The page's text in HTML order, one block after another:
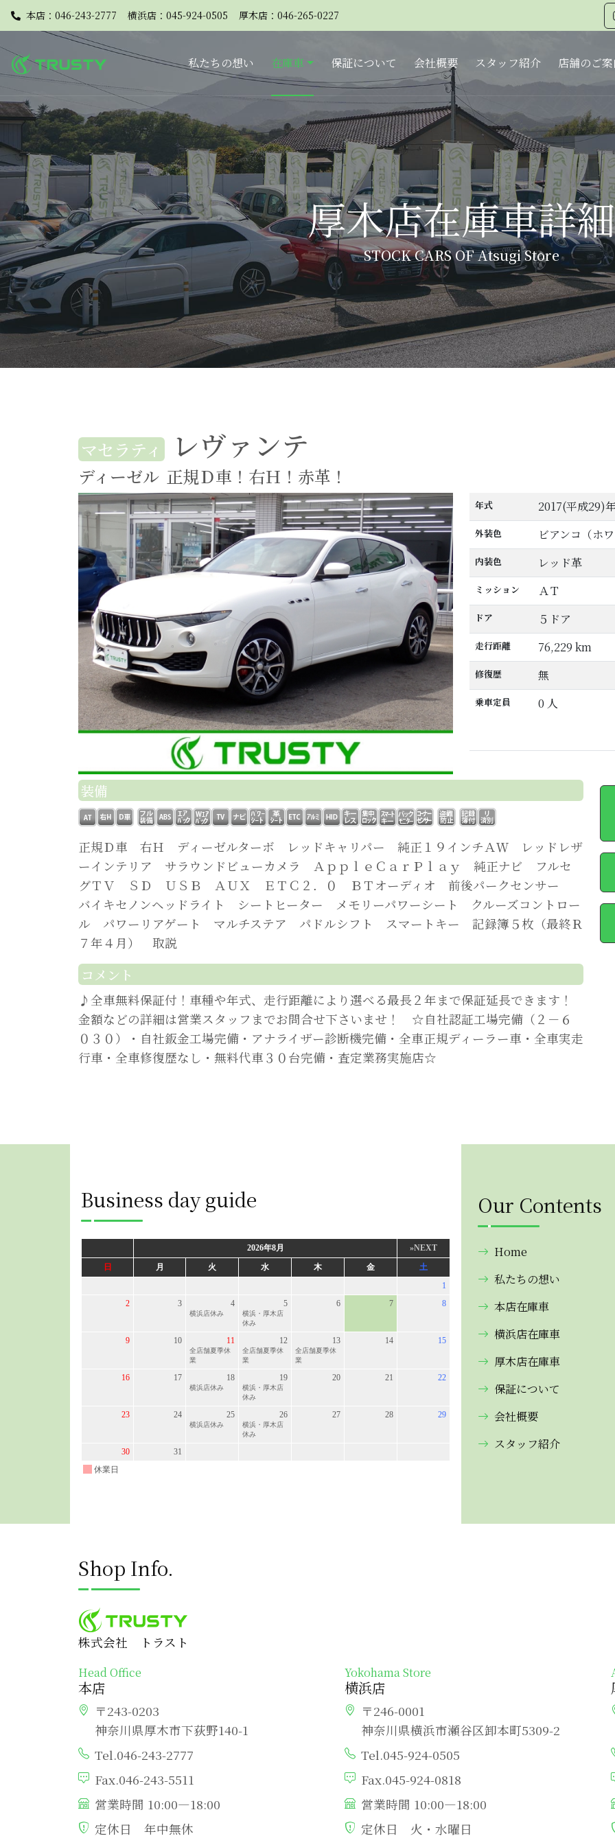
本店：046-243-2777 横浜店：045-924-0505 厚木店：046-265-0227
私たちの想い 在庫車 保証について 会社概要 スタッフ紹介 店舗のご
厚木店在庫車詳細
STOCK CARS OF Atsugi Store
マセラティ レヴァンテ
ディーゼル 正規Ｄ車！右Ｈ！赤革！
年式 2017(平成29)年
外装色 ビアンコ（ホワ
内装色 レッド革
ミッション ＡＴ
ドア ５ドア
走行距離 76,229 km
修復歴 無
乗車定員 0 人
装備
正規Ｄ車 右Ｈ ディーゼルターボ レッドキャリパー 純正１９インチＡＷ レッドレザ
ーインテリア サラウンドビューカメラ ＡｐｐｌｅＣａｒＰｌａｙ 純正ナビ フルセ
グＴＶ ＳＤ ＵＳＢ ＡＵＸ ＥＴＣ２．０ ＢＴオーディオ 前後パークセンサー
バイキセノンヘッドライト シートヒーター メモリーパワーシート クルーズコントロー
ル パワーリアゲート マルチステア パドルシフト スマートキー 記録簿５枚（最終Ｒ
７年４月） 取説
コメント
♪全車無料保証付！車種や年式、走行距離により選べる最長２年まで保証延長できます！
金額などの詳細は営業スタッフまでお問合せ下さいませ！ ☆自社認証工場完備（２－６
０３０）・自社鈑金工場完備・アナライザー診断機完備・全車正規ディーラー車・全車実走
行車・全車修復歴なし・無料代車３０台完備・査定業務実施店☆
Business day guide Our Contents
Home
私たちの想い
本店在庫車
横浜店在庫車
厚木店在庫車
保証について
会社概要
スタッフ紹介
Shop Info.
株式会社 トラスト
Head Office
本店
〒243-0203
神奈川県厚木市下荻野140-1
Tel.046-243-2777
Fax.046-243-5511
営業時間 10:00―18:00
定休日 年中無休
Yokohama Store
横浜店
〒246-0001
神奈川県横浜市瀬谷区卸本町5309-2
Tel.045-924-0505
Fax.045-924-0818
営業時間 10:00―18:00
定休日 火・水曜日